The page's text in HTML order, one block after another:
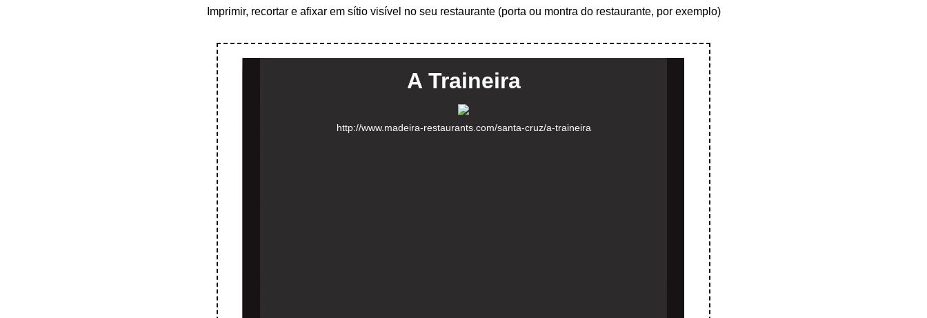
Imprimir, recortar e afixar em sítio visível no seu restaurante (porta ou montra do restaurante, por exemplo)
A Traineira
http://www.madeira-restaurants.com/santa-cruz/a-traineira